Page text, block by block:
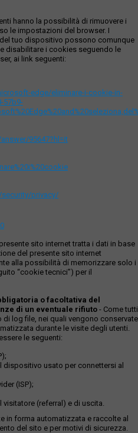
hanno la possibilità di rimuovere i
le impostazioni del browser. I
tuo dispositivo possono comunque
disabilitare i cookies seguendo le
ai link seguenti:
edge/eliminare-i-cookie-in-
57b9-
95647?hl=it
privacy/
sito internet tratta i dati in base
del presente sito internet
alla possibilità di memorizzare solo i
“cookie tecnici”) per il
o facoltativa del
di un eventuale rifiuto - Come tutti
log file, nei quali vengono conservate
durante le visite degli utenti.
le seguenti:
dispositivo usato per connettersi al
(ISP);
(referral) e di uscita.
in forma automatizzata e raccolte al
del sito e per motivi di sicurezza.